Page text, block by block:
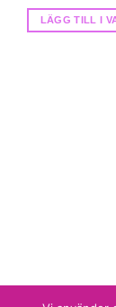
LÄGG TILL I